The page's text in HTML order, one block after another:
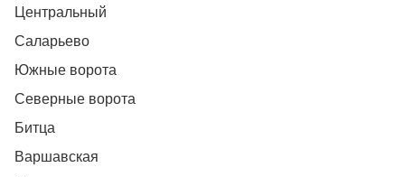
Центральный
Саларьево
Южные ворота
Северные ворота
Битца
Варшавская